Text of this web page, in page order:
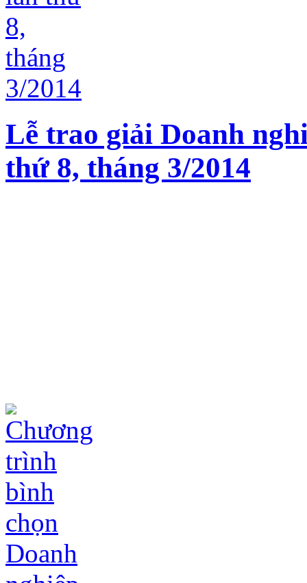
Lễ trao giải Doanh
thứ 8, tháng 3/2014